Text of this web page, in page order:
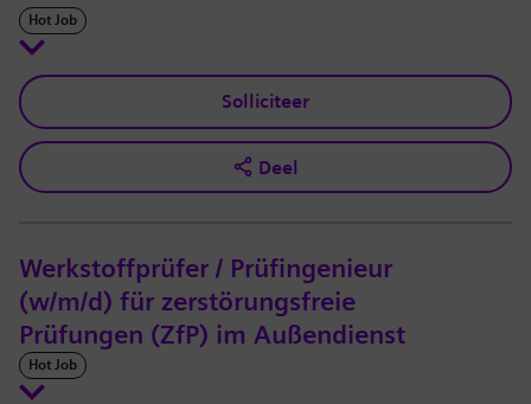
Hot Job
Solliciteer
Deel
Werkstoffprüfer / Prüfingenieur
(w/m/d) für zerstörungsfreie
Prüfungen (ZfP) im Außendienst
Hot Job